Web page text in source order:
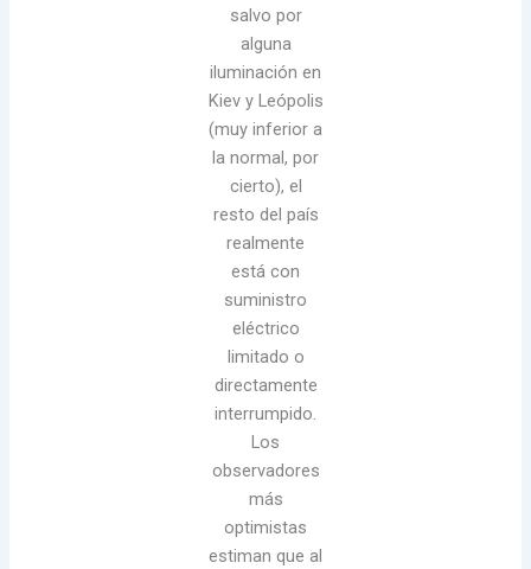
salvo por
alguna
iluminación en
Kiev y Leópolis
(muy inferior a
la normal, por
cierto), el
resto del país
realmente
está con
suministro
eléctrico
limitado o
directamente
interrumpido.
Los
observadores
más
optimistas
estiman que al